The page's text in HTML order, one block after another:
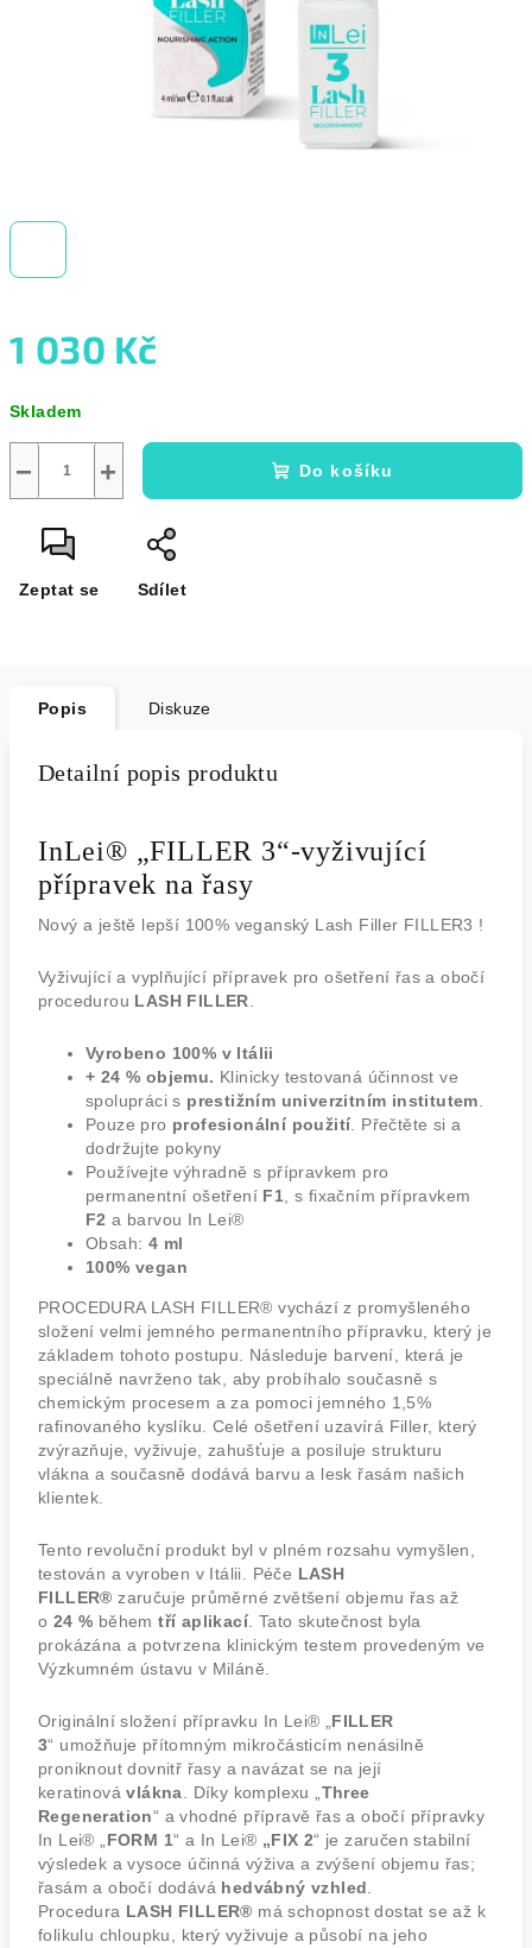
1 030 Kč
cena:
Skladem
+
− Do košíku
Zeptat se Sdílet
Popis Diskuze
Detailní popis produktu
InLei® „FILLER 3“-vyživující
přípravek na řasy
Nový a ještě lepší 100% veganský Lash Filler FILLER3 !
Vyživující a vyplňující přípravek pro ošetření řas a obočí
procedurou LASH FILLER
Vyrobeno 100% v Itálii
+ 24 % objemu. Klinicky testovaná účinnost ve
spolupráci s prestižním univerzitním institutem
Pouze pro profesionální použití . Přečtěte si a
dodržujte pokyny
Používejte výhradně s přípravkem pro
permanentní ošetření F1 , s fixačním přípravkem
F2 a barvou In Lei®
Obsah: 4 ml
100% vegan
PROCEDURA LASH FILLER® vychází z promyšleného
složení velmi jemného permanentního přípravku, který je
základem tohoto postupu. Následuje barvení, která je
speciálně navrženo tak, aby probíhalo současně s
chemickým procesem a za pomoci jemného 1,5%
rafinovaného kyslíku. Celé ošetření uzavírá Filler, který
zvýrazňuje, vyživuje, zahušťuje a posiluje strukturu
vlákna a současně dodává barvu a lesk řasám našich
klientek.
Tento revoluční produkt byl v plném rozsahu vymyšlen,
testován a vyroben v Itálii. Péče LASH
FILLER® zaručuje průměrné zvětšení objemu řas až
o 24 % během tří aplikací . Tato skutečnost byla
prokázána a potvrzena klinickým testem provedeným ve
Výzkumném ústavu v Miláně.
Originální složení přípravku In Lei® „ FILLER
3“ umožňuje přítomným mikročásticím nenásilně
proniknout dovnitř řasy a navázat se na její
keratinovávlákna . Díky komplexu „ Three
Regeneration“ a vhodné přípravě řas a obočí přípravky
In Lei® „ FORM 1“ a In Lei® „FIX 2“ je zaručen stabilní
výsledek a vysoce účinná výživa a zvýšení objemu řas;
řasám a obočí dodává hedvábný vzhled
Procedura LASH FILLER® má schopnost dostat se až k
folikulu chloupku, který vyživuje a působí na jeho